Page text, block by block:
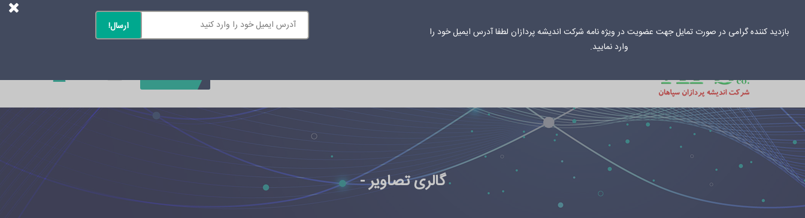
info@aps-co.net
031-33034
گالری تصاویر -
بازدید کننده گرامی در صورت تمایل جهت عضویت در ویژه نامه شرکت اندیشه پردازان لطفا آدرس ایمیل خود را
وارد نمایید.